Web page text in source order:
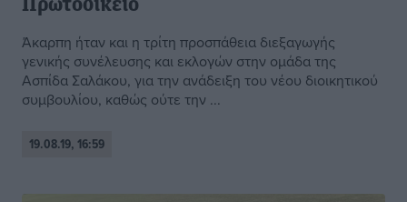
Πρωτοδικείο
Άκαρπη ήταν και η τρίτη προσπάθεια διεξαγωγής
γενικής συνέλευσης και εκλογών στην ομάδα της
Ασπίδα Σαλάκου, για την ανάδειξη του νέου διοικητικού
συμβουλίου, καθώς ούτε την ...
19.08.19, 16:59